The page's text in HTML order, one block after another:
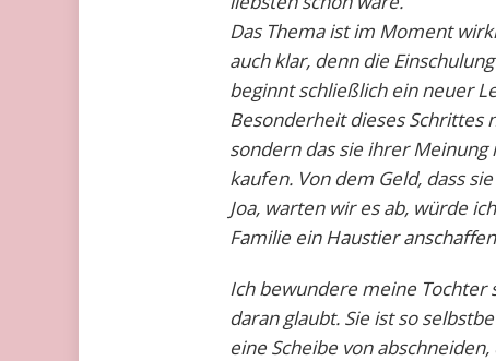
Das Thema ist im Moment
auch klar, denn die
beginnt schließlich ein neuer
Besonderheit dieses Schrittes
sondern das sie ihrer Meinung
kaufen. Von dem Geld, dass
Joa, warten wir es ab, würde
Familie ein Haustier
Ich bewundere meine Tochter
daran glaubt. Sie ist so
eine Scheibe von